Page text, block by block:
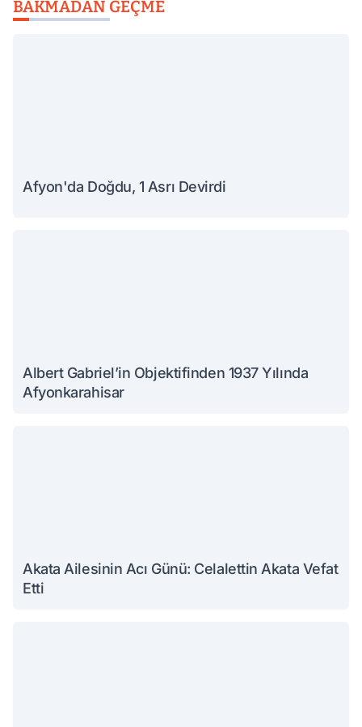
BAKMADAN GEÇME
Afyon'da Doğdu, 1 Asrı Devirdi
Albert Gabriel’in Objektifinden 1937 Yılında
Afyonkarahisar
Akata Ailesinin Acı Günü: Celalettin Akata Vefat
Etti